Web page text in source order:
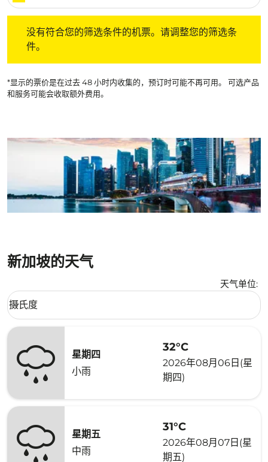
没有符合您的筛选条件的机票。请调整您的筛选条
件。
*显示的票价是在过去 48 小时内收集的，预订时可能不再可用。 可选产品
和服务可能会收取额外费用。
新加坡的天气
天气单位:
Weather unit option 摄氏度 Selected
摄氏度
keyboard_arrow_down
星期四
小雨
32°C
2026年08月06日(星
期四)
星期五
中雨
31°C
2026年08月07日(星
期五)